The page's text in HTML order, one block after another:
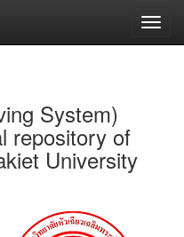
System)
repository of
University